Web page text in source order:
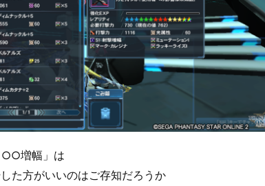
○○増幅」は
た方がいいのはご存知だろうか